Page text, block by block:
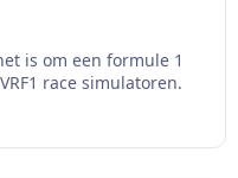
is om een formule 1
race simulatoren.